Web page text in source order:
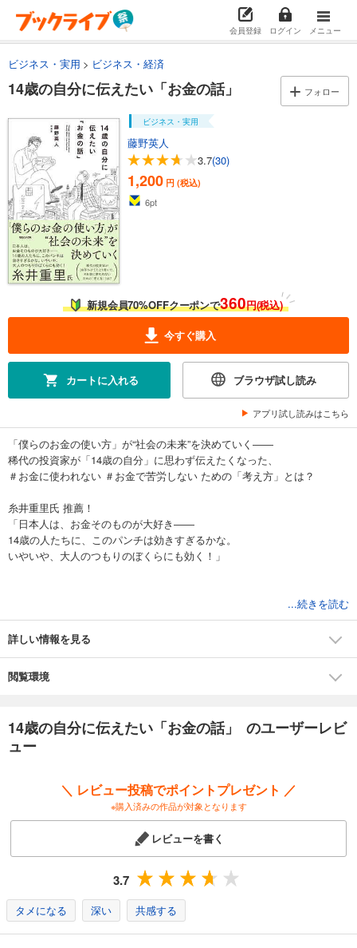
会員登録 ログイン メニュー
ビジネス・実用 ビジネス・経済
14歳の自分に伝えたい「お金の話」 フォロー
ビジネス・実用
藤野英人
3.7(30)
1,200 円 (税込)
6pt
新規会員70%OFFクーポンで360円(税込)
今すぐ購入
カートに入れる ブラウザ試し読み
アプリ試し読みはこちら
「僕らのお金の使い方」が“社会の未来”を決めていく――
稀代の投資家が「14歳の自分」に思わず伝えたくなった、
＃お金に使われない ＃お金で苦労しない ための「考え方」とは？
糸井重里氏 推薦！
「日本人は、お金そのものが大好き――
14歳の人たちに、このパンチは効きすぎるかな。
いやいや、大人のつもりのぼくらにも効く！」
（お金は“過去と未来”が詰まった缶詰）
（「貯金以外の選択肢」を持っておこう）
（稼いでいる人は「強い動機」がある）
「やりたいことが見つからない」
「なぜ勉強するのかがわからない」……
14歳が抱えがちな悩みは、上手な「お金の付き合い方」を
知ることで、解決の糸口をつかむことができます。
そして、これからの人生で「お金のパワー」を存分に活用できれば、
未来はどんどんよりよいものに変わっていくのです。――著者
...続きを読む
詳しい情報を見る
閲覧環境
14歳の自分に伝えたい「お金の話」 のユーザーレビ
ュー
＼ レビュー投稿でポイントプレゼント ／
※購入済みの作品が対象となります
レビューを書く
3.7
タメになる 深い 共感する